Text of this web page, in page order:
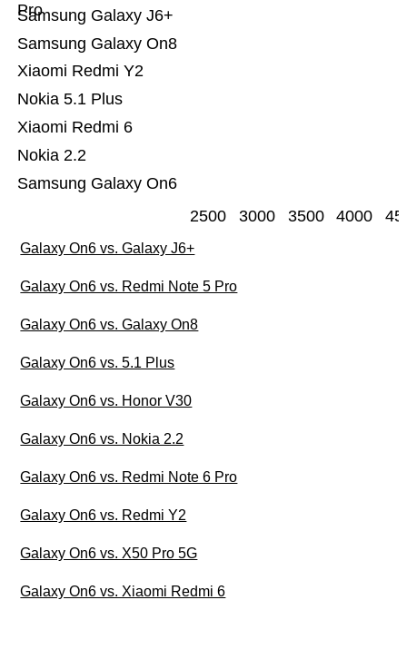
Samsung Galaxy On6
Nokia 2.2
Xiaomi Redmi 6
Nokia 5.1 Plus
Xiaomi Redmi Y2
Samsung Galaxy On8
Samsung Galaxy J6+
Pro
2500 3000 3500 4000
Galaxy On6 vs. Galaxy J6+
Galaxy On6 vs. Redmi Note 5 Pro
Galaxy On6 vs. Galaxy On8
Galaxy On6 vs. 5.1 Plus
Galaxy On6 vs. Honor V30
Galaxy On6 vs. Nokia 2.2
Galaxy On6 vs. Redmi Note 6 Pro
Galaxy On6 vs. Redmi Y2
Galaxy On6 vs. X50 Pro 5G
Galaxy On6 vs. Xiaomi Redmi 6